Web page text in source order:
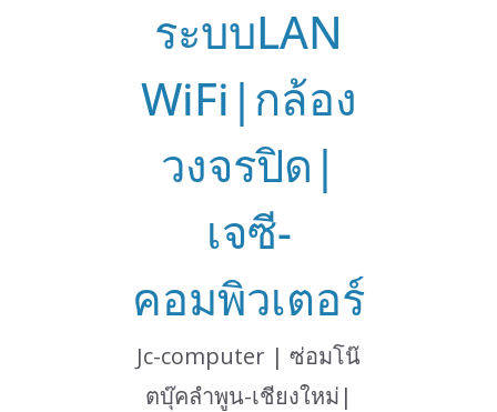
ระบบLAN
WiFi|กล้อง
วงจรปิด|
เจซี-
คอมพิวเตอร์
Jc-computer | ซ่อมโน๊
ตบุ๊คลำพูน-เชียงใหม่|